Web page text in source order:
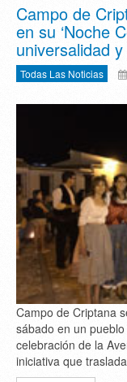
Campo de
en su ‘Noche
universalidad
Todas Las Noticias
Campo de Criptana
sábado en un
celebración de la
iniciativa que